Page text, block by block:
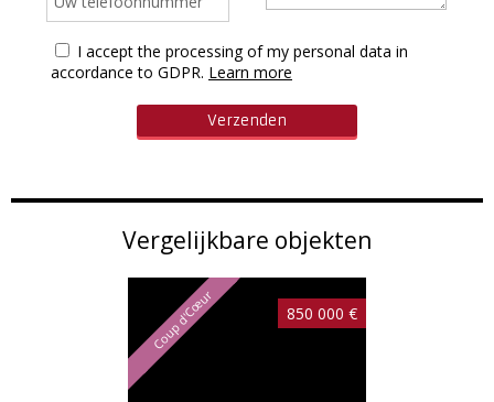
Vergelijkbare objekten
Coup d'Cœur 850 000 €
I accept the processing of my personal data in
accordance to GDPR. Learn more